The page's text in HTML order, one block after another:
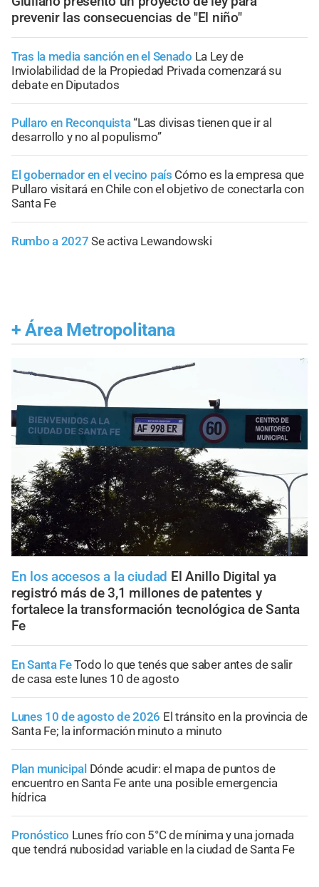
prevenir las consecuencias de "El niño"
Tras la media sanción en el Senado La Ley de
Inviolabilidad de la Propiedad Privada comenzará su
debate en Diputados
Pullaro en Reconquista“Las divisas tienen que ir al
desarrollo y no al populismo”
El gobernador en el vecino país Cómo es la empresa que
Pullaro visitará en Chile con el objetivo de conectarla con
Santa Fe
Rumbo a 2027 Se activa Lewandowski
+ Área Metropolitana
En los accesos a la ciudad El Anillo Digital ya
registró más de 3,1 millones de patentes y
fortalece la transformación tecnológica de Santa
Fe
En Santa FeTodo lo que tenés que saber antes de salir
de casa este lunes 10 de agosto
Lunes 10 de agosto de 2026 El tránsito en la provincia de
Santa Fe; la información minuto a minuto
Plan municipal Dónde acudir: el mapa de puntos de
encuentro en Santa Fe ante una posible emergencia
hídrica
Pronóstico Lunes frío con 5°C de mínima y una jornada
que tendrá nubosidad variable en la ciudad de Santa Fe